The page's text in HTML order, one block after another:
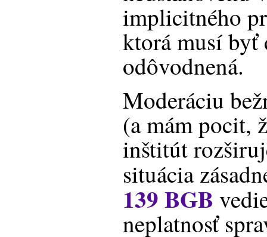
implicitného
ktorá musí byť
odôvodnená.
Moderáciu
(a mám pocit,
inštitút
situácia
139 BGB
neplatnosť